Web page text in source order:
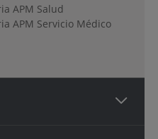
APM Salud
APM Servicio Médico